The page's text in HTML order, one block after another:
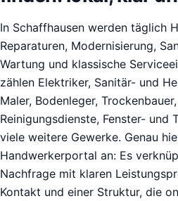
In Schaffhausen werden täglich
Reparaturen, Modernisierung,
Wartung und klassische
zählen Elektriker, Sanitär- und
Maler, Bodenleger,
Reinigungsdienste, Fenster- und
viele weitere Gewerke. Genau
Handwerkerportal an: Es
Nachfrage mit klaren
Kontakt und einer Struktur, die